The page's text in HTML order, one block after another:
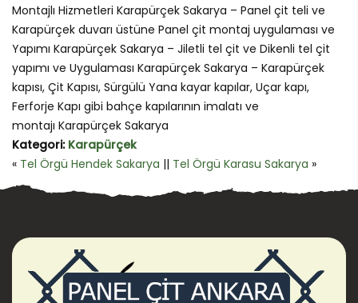
Montajlı Hizmetleri Karapürçek Sakarya – Panel çit teli ve
Karapürçek duvarı üstüne Panel çit montaj uygulaması ve
Yapımı Karapürçek Sakarya – Jiletli tel çit ve Dikenli tel çit
yapımı ve Uygulaması Karapürçek Sakarya – Karapürçek
kapısı, Çit Kapısı, Sürgülü Yana kayar kapılar, Uçar kapı,
Ferforje Kapı gibi bahçe kapılarının imalatı ve
montajı Karapürçek Sakarya
Kategori: Karapürçek
« Tel Örgü Hendek Sakarya || Tel Örgü Karasu Sakarya »